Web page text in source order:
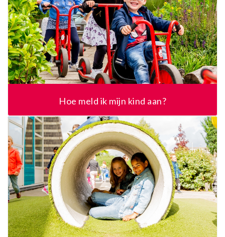
Hoe meld ik mijn kind aan?